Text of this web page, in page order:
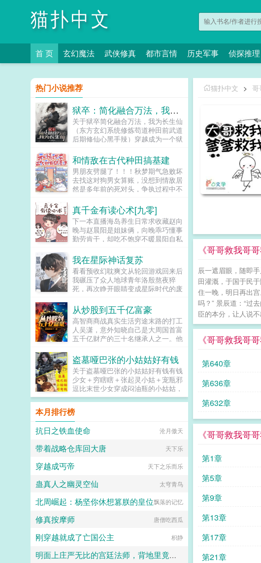
猫扑中文
首 页 玄幻魔法 武侠修真 都市言情 历史军事 侦探推理
猫扑中文 > 哥
《哥哥救我哥
辰一遮眉眼，随即
田灌溉，于国于民
住一晚，明日再出
吗？” 景辰道：“过
臣的本分，让人说
《哥哥救我哥
第640章
第636章
第632章
《哥哥救我哥
第1章
第5章
第9章
第13章
第17章
第21章
热门小说推荐
狱卒：简化融合万法，我为长生仙
关于狱卒简化融合万法，我为长生仙
（东方玄幻系统修炼苟道种田前武道
后期修仙心黑手辣）穿越成为一个狱
把功法修炼简化成呼吸吃饭喝水那么
简单。他决定苟在天牢看世间百态，
在历史中修炼，求证长生。...
和情敌在古代种田搞基建
男朋友劈腿了！！！秋梦期气急败坏
去找这对狗男女算账，没想到情敌居
然是多年前的死对头，争执过程中不
为了完成兄长的遗愿她不得不女扮男
装赶往封乐县赴任，成了当朝最年轻
的县令...
真千金有读心术[九零]
下一本直播海岛养生日常求收藏赵向
晚与赵晨阳是姐妹俩，向晚乖巧懂事
勤劳肯干，却吃不饱穿不暖晨阳自私
里人都摇头造孽哦，这么偏心！意外
被雷劈，赵向晚有了读心...
我在星际神话复苏
看看预收幻耽爽文从轮回游戏回来后
我碾压了众人地球青年洛殷熬夜猝
死，再次睁开眼睛变成星际时代的废
数，代价是让这些已经消退的传说在
当代重现，于是洛殷按照系统给出的
金手...
从炒股到五千亿富豪
高智商商战真实生活穷途末路的打工
人吴潇，意外知晓自己是大周国首富
五千亿财产的三十名继承人之一。他
造更多的财富，击败其他竞争者。...
盗墓哑巴张的小姑姑好有钱
关于盗墓哑巴张的小姑姑好有钱有钱
少女＋穷瞎瞎＋张起灵小姑＋宠瓶邪
逗比末世少女穿成闷油瓶的小姑姑，
为了便宜侄子（系统任务）真是操碎
了心。娘死爹守门，个人顾个人，只
剩她一个六岁的小姑娘跟她经常失忆
的哑巴大侄子相依为命！呜呜，好惨
一女的！女主武力强有钱有系统宠瓶
本月排行榜
抗日之铁血使命
沧月傲天
带着战略仓库回大唐 天下乐
穿越成丐帝 天下之乐而乐
蛊真人之幽灵空仙 太穹青鸟
北周崛起：杨坚你休想篡朕的皇位飘落的记忆
修真按摩师 唐僧吃西瓜
刚穿越就成了亡国公主 枳静
明面上庄严无比的宫廷法师，背地里竟然是宰相大人泄欲的肉便器？